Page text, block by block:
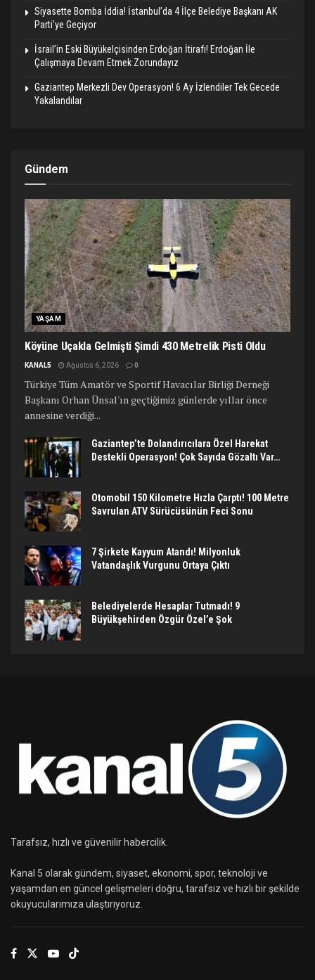
Siyasette Bomba İddia! İstanbul’da 4 İlçe Belediye Başkanı AK
Parti’ye Geçiyor
İsrail’in Eski Büyükelçisinden Erdoğan İtirafı! Erdoğan İle
Çalışmaya Devam Etmek Zorundayız
Gaziantep Merkezli Dev Operasyon! 6 Ay İzlendiler Tek Gecede
Yakalandılar
Gündem
YAŞAM
Köyüne Uçakla Gelmişti Şimdi 430 Metrelik Pisti Oldu
KANAL5 Ağustos 6, 2026 0
Türkiye Tüm Amatör ve Sportif Havacılar Birliği Derneği
Başkanı Orhan Ünsal'ın geçtiğimiz günlerde yıllar önce
annesine verdiği...
Gaziantep’te Dolandırıcılara Özel Harekat
Destekli Operasyon! Çok Sayıda Gözaltı Var…
Otomobil 150 Kilometre Hızla Çarptı! 100 Metre
Savrulan ATV Sürücüsünün Feci Sonu
7 Şirkete Kayyum Atandı! Milyonluk
Vatandaşlık Vurgunu Ortaya Çıktı
Belediyelerde Hesaplar Tutmadı! 9
Büyükşehirden Özgür Özel’e Şok
Tarafsız, hızlı ve güvenilir habercilik.
Kanal 5 olarak gündem, siyaset, ekonomi, spor, teknoloji ve
yaşamdan en güncel gelişmeleri doğru, tarafsız ve hızlı bir şekilde
okuyucularımıza ulaştırıyoruz.